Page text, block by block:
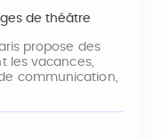
de théâtre
propose des
les vacances,
communication,